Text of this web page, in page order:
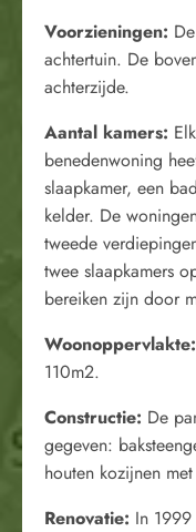
Voorzieningen:
achtertuin. De
achterzijde.
Aantal kamers:
benedenwoning
slaapkamer, een
kelder. De
tweede
twee slaapkamers
bereiken zijn door
Woonoppervlakte:
110m2.
Constructie: De
gegeven:
houten kozijnen
Renovatie: In